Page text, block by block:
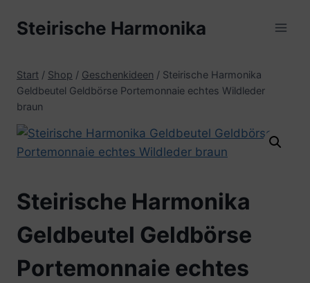
InhaltSteirische Harmonika
Start / Shop / Geschenkideen / Steirische Harmonika
Geldbeutel Geldbörse Portemonnaie echtes Wildleder
braun
Steirische Harmonika
Geldbeutel Geldbörse
Portemonnaie echtes